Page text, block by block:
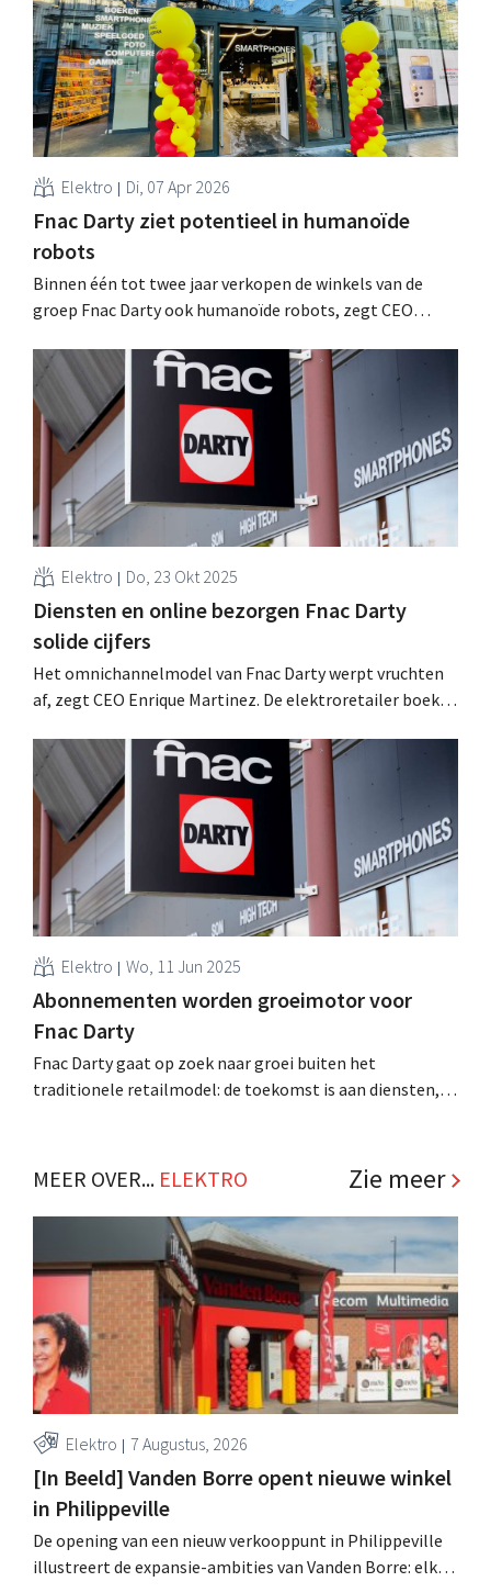
Elektro Di, 07 Apr 2026
Fnac Darty ziet potentieel in humanoïde
robots
Binnen één tot twee jaar verkopen de winkels van de
groep Fnac Darty ook humanoïde robots, zegt CEO
stofzuigrobots groeien nu al jaarlijks met meer dan
100%. .
Elektro Do, 23 Okt 2025
Diensten en online bezorgen Fnac Darty
solide cijfers
Het omnichannelmodel van Fnac Darty werpt vruchten
af, zegt CEO Enrique Martinez. De elektroretailer boekt
Spanje en lanceerde Darty in Portugal. .
Elektro Wo, 11 Jun 2025
Abonnementen worden groeimotor voor
Fnac Darty
Fnac Darty gaat op zoek naar groei buiten het
traditionele retailmodel: de toekomst is aan diensten,
MEER OVER... ELEKTRO Zie meer
Elektro 7 Augustus, 2026
[In Beeld] Vanden Borre opent nieuwe winkel
in Philippeville
De opening van een nieuw verkooppunt in Philippeville
illustreert de expansie-ambities van Vanden Borre: elke